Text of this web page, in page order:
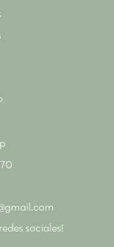
sociales!